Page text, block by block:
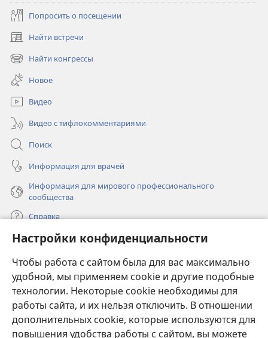
Настройки конфиденциальности
Чтобы работа с сайтом была для вас максимально
удобной, мы применяем cookie и другие подобные
технологии. Некоторые cookie необходимы для
работы сайта, и их нельзя отключить. В отношении
дополнительных cookie, которые используются для
повышения удобства работы с сайтом, вы можете
Попросить о посещении
Найти встречи
(открывается
в
новом
окне)
Найти конгрессы
(открывается
новом
окне)
Новое
Видео
Видео с тифлокомментариями
Поиск
Информация для врачей
Информация для мирового профессионального
сообщества
Справка
Пожертвования
в
новом
окне)
ОНЛАЙН-БИБЛИОТЕКА Сторожевой башни
(открывается
новом
окне)
JW Hub®
(открывается
в
новомJW Library ®